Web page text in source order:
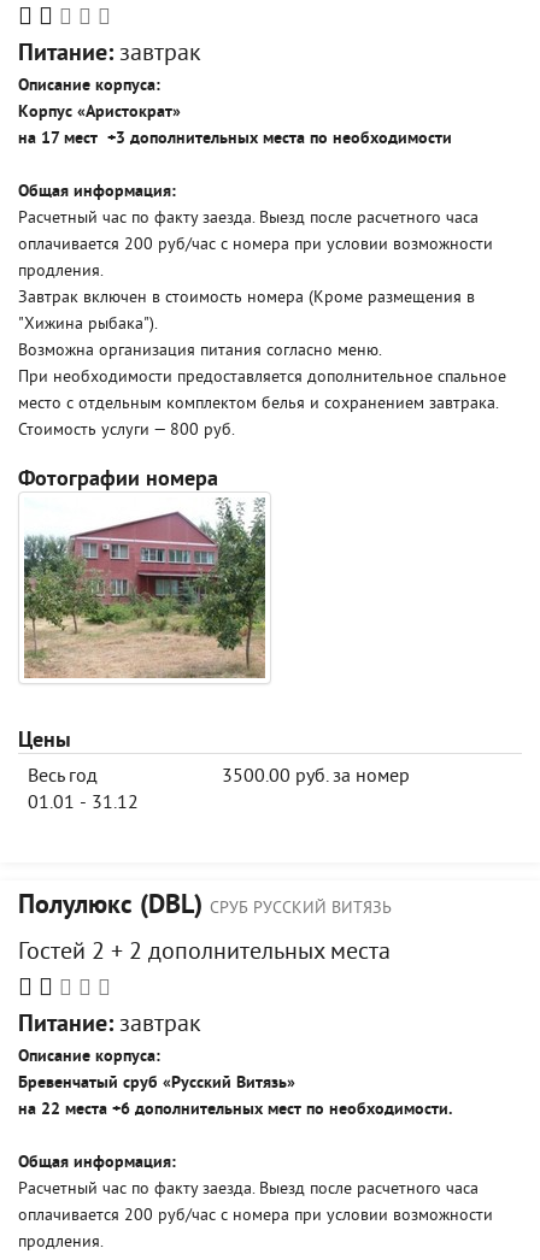
Питание: завтрак
Описание корпуса:
Корпус «Аристократ»
на 17 мест +3 дополнительных места по необходимости
Общая информация:
Расчетный час по факту заезда. Выезд после расчетного часа
оплачивается 200 руб/час с номера при условии возможности
продления.
Завтрак включен в стоимость номера (Кроме размещения в
"Хижина рыбака").
Возможна организация питания согласно меню.
При необходимости предоставляется дополнительное спальное
место с отдельным комплектом белья и сохранением завтрака.
Стоимость услуги — 800 руб.
Фотографии номера
Цены
Весь год
01.01 - 31.12
3500.00 руб. за номер
Полулюкс (DBL) СРУБ РУССКИЙ ВИТЯЗЬ
Гостей 2 + 2 дополнительных места
Питание: завтрак
Описание корпуса:
Бревенчатый сруб «Русский Витязь»
на 22 места +6 дополнительных мест по необходимости.
Общая информация:
Расчетный час по факту заезда. Выезд после расчетного часа
оплачивается 200 руб/час с номера при условии возможности
продления.